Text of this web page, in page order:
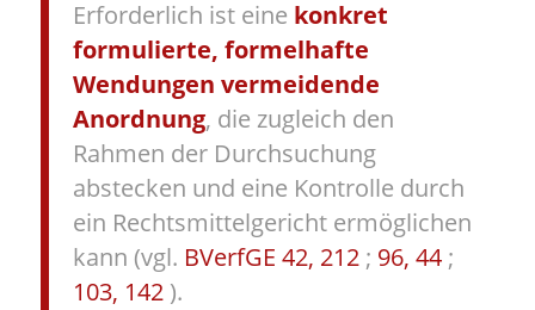
Erforderlich ist eine konkret
formulierte, formelhafte
Wendungen vermeidende
Anordnung, die zugleich den
Rahmen der Durchsuchung
abstecken und eine Kontrolle durch
ein Rechtsmittelgericht ermöglichen
kann (vgl. BVerfGE 42, 212; 96, 44;
103, 142).